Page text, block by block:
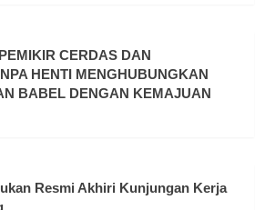
CERDAS DAN
HENTI MENGHUBUNGKAN
BABEL DENGAN KEMAJUAN
Resmi Akhiri Kunjungan Kerja